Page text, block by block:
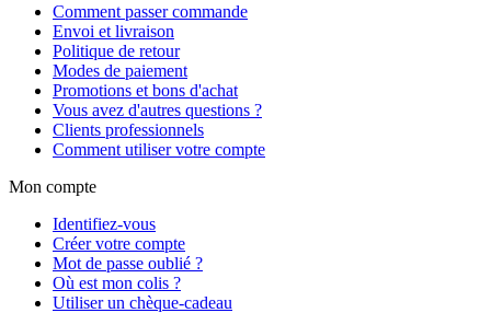
Comment passer commande
Envoi et livraison
Politique de retour
Modes de paiement
Promotions et bons d'achat
Vous avez d'autres questions ?
Clients professionnels
Comment utiliser votre compte
Mon compte
Identifiez-vous
Créer votre compte
Mot de passe oublié ?
Où est mon colis ?
Utiliser un chèque-cadeau